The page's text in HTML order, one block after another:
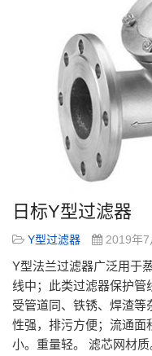
日标Y型过滤器
Y型过滤器 2019年7
Y型法兰过滤器广泛用于
线中；此类过滤器保护
受管道同、铁锈、焊渣等
性强，排污方便；流通面
小。重量轻。 滤芯网材